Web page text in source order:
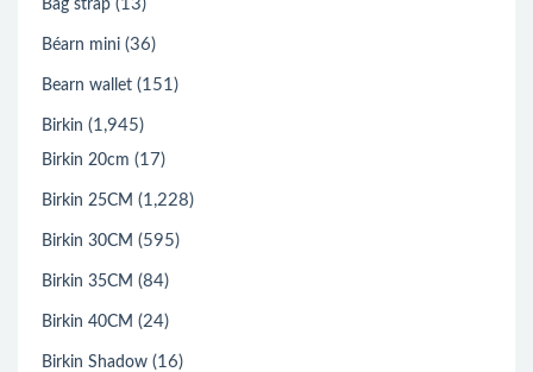
Bag strap (13)
Béarn mini (36)
Bearn wallet (151)
Birkin (1,945)
Birkin 20cm (17)
Birkin 25CM (1,228)
Birkin 30CM (595)
Birkin 35CM (84)
Birkin 40CM (24)
Birkin Shadow (16)